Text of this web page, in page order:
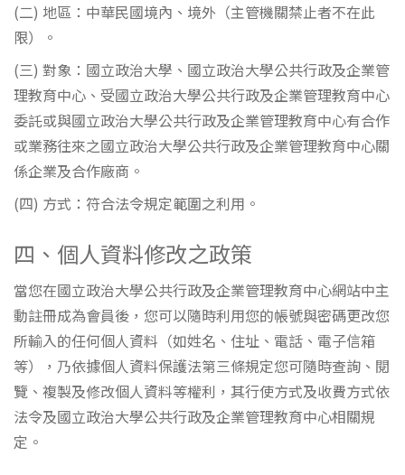
(二) 地區：中華民國境內、境外（主管機關禁止者不在此
限）。
(三) 對象：國立政治大學、國立政治大學公共行政及企業管
理教育中心、受國立政治大學公共行政及企業管理教育中心
委託或與國立政治大學公共行政及企業管理教育中心有合作
或業務往來之國立政治大學公共行政及企業管理教育中心關
係企業及合作廠商。
(四) 方式：符合法令規定範圍之利用。
四、個人資料修改之政策
當您在國立政治大學公共行政及企業管理教育中心網站中主
動註冊成為會員後，您可以隨時利用您的帳號與密碼更改您
所輸入的任何個人資料（如姓名、住址、電話、電子信箱
等），乃依據個人資料保護法第三條規定您可隨時查詢、閱
覽、複製及修改個人資料等權利，其行使方式及收費方式依
法令及國立政治大學公共行政及企業管理教育中心相關規
定。